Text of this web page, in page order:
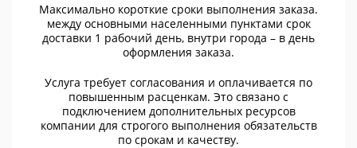
Максимально короткие сроки выполнения заказа.
между основными населенными пунктами срок
доставки 1 рабочий день, внутри города – в день
оформления заказа.
Услуга требует согласования и оплачивается по
повышенным расценкам. Это связано с
подключением дополнительных ресурсов
компании для строгого выполнения обязательств
по срокам и качеству.